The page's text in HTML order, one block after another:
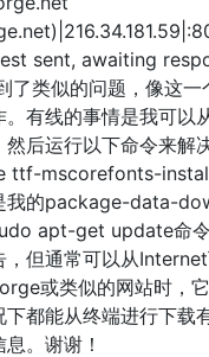
sent, awaiting
了类似的问题，像这一
有线的事情是我可以
后运行以下命令来解
ttf-mscorefonts-
我的package-data-
apt-get update命
，但通常可以从
或类似的网站时，
都能从终端进行下载
。谢谢！